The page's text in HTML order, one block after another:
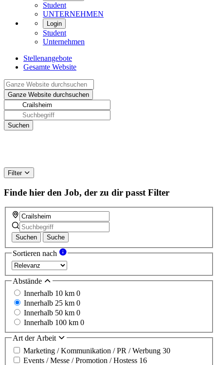
Student
UNTERNEHMEN
Login
Student
Unternehmen
Stellenangebote
Gesamte Website
Filter
Finde hier den Job, der zu dir passt Filter
Suchen Suche
Sortieren nach
Abstände
Innerhalb 10 km 0
Innerhalb 25 km 0
Innerhalb 50 km 0
Innerhalb 100 km 0
Art der Arbeit
Marketing / Kommunikation / PR / Werbung 30
Events / Messe / Promotion / Hostess 16